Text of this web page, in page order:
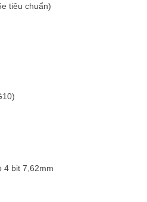
tiêu chuẩn)
4 bit 7,62mm